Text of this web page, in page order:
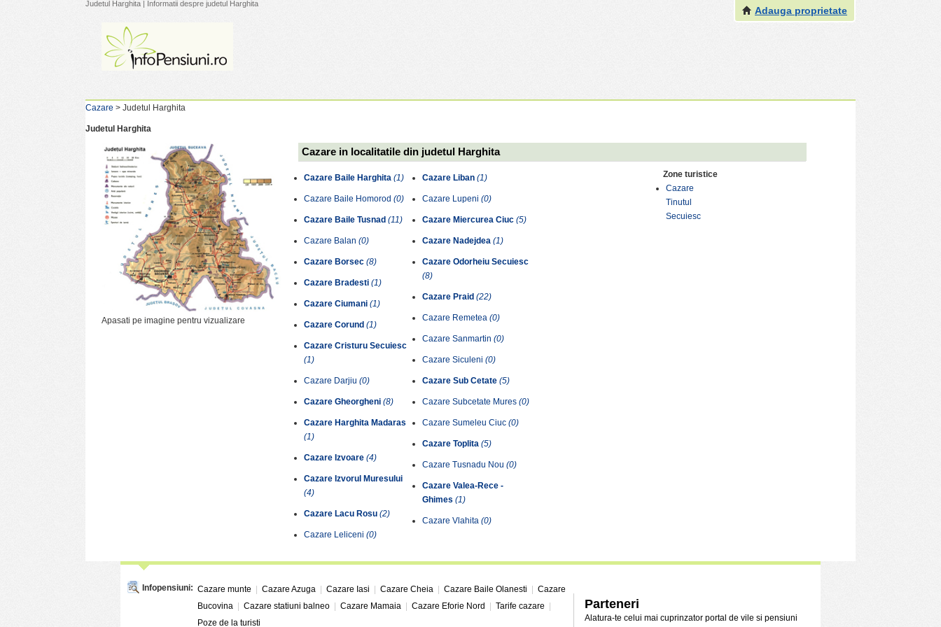
Judetul Harghita | Informatii despre judetul Harghita
Adauga proprietate
Cazare > Judetul Harghita
Judetul Harghita
Apasati pe imagine pentru vizualizare
Cazare in localitatile din judetul Harghita
Cazare Baile Harghita(1)
Cazare Baile Homorod(0)
Cazare Baile Tusnad(11)
Cazare Balan(0)
Cazare Borsec(8)
Cazare Bradesti(1)
Cazare Ciumani(1)
Cazare Corund(1)
Cazare Cristuru Secuiesc
(1)
Cazare Darjiu(0)
Cazare Gheorgheni(8)
Cazare Harghita Madaras
(1)
Cazare Izvoare(4)
Cazare Izvorul Muresului
(4)
Cazare Lacu Rosu(2)
Cazare Leliceni(0)
Cazare Liban(1)
Cazare Lupeni(0)
Cazare Miercurea Ciuc(5)
Cazare Nadejdea(1)
Cazare Odorheiu Secuiesc
(8)
Cazare Praid(22)
Cazare Remetea(0)
Cazare Sanmartin(0)
Cazare Siculeni(0)
Cazare Sub Cetate(5)
Cazare Subcetate Mures(0)
Cazare Sumeleu Ciuc(0)
Cazare Toplita(5)
Cazare Tusnadu Nou(0)
Cazare Valea-Rece -
Ghimes(1)
Cazare Vlahita(0)
Zone turistice
Cazare
Tinutul
Secuiesc
Infopensiuni: Cazare munte Cazare Azuga Cazare Iasi Cazare Cheia Cazare Baile Olanesti
Cazare
Bucovina
Cazare statiuni balneo Cazare Mamaia Cazare Eforie Nord Tarife cazare
Poze de la turisti
Parteneri
Alatura-te celui mai cuprinzator portal de vile si pensiuni